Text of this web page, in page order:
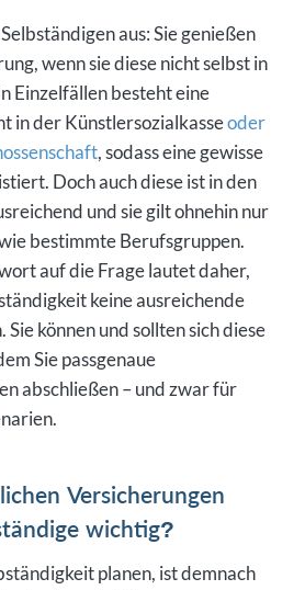
aus: Sie genießen
wenn sie diese nicht selbst in
Einzelfällen besteht eine
in der Künstlersozialkasseoder
, sodass eine gewisse
Doch auch diese ist in den
und sie gilt ohnehin nur
bestimmte Berufsgruppen.
auf die Frage lautet daher,
keine ausreichende
können und sollten sich diese
Sie passgenaue
abschließen – und zwar für
Versicherungen
wichtig?
planen, ist demnach